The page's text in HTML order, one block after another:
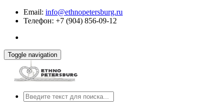
Email: info@ethnopetersburg.ru
Телефон: +7 (904) 856-09-12
Toggle navigation